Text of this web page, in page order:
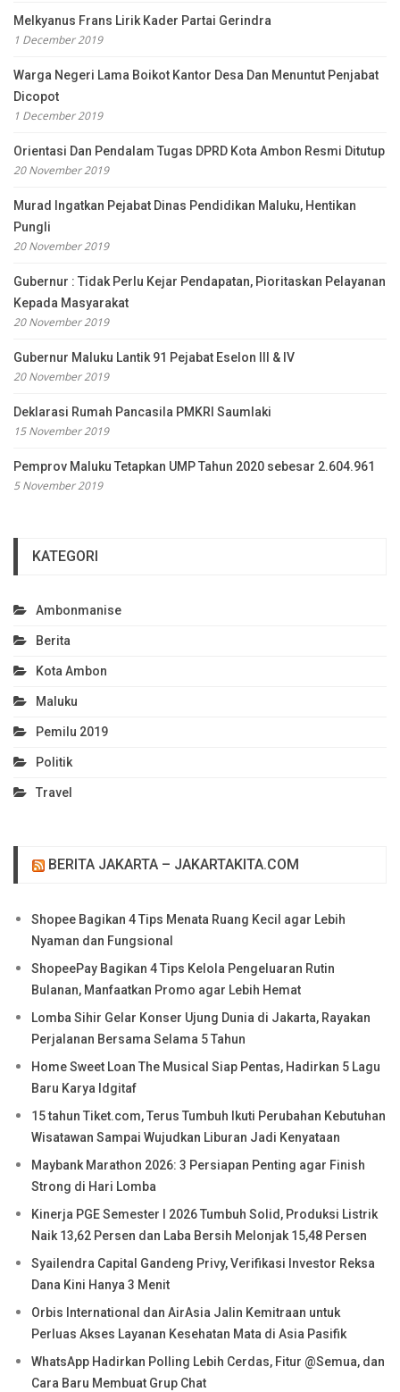
Melkyanus Frans Lirik Kader Partai Gerindra
1 December 2019
Warga Negeri Lama Boikot Kantor Desa Dan Menuntut Penjabat
Dicopot
1 December 2019
Orientasi Dan Pendalam Tugas DPRD Kota Ambon Resmi Ditutup
20 November 2019
Murad Ingatkan Pejabat Dinas Pendidikan Maluku, Hentikan
Pungli
20 November 2019
Gubernur : Tidak Perlu Kejar Pendapatan, Pioritaskan Pelayanan
Kepada Masyarakat
20 November 2019
Gubernur Maluku Lantik 91 Pejabat Eselon III & IV
20 November 2019
Deklarasi Rumah Pancasila PMKRI Saumlaki
15 November 2019
Pemprov Maluku Tetapkan UMP Tahun 2020 sebesar 2.604.961
5 November 2019
KATEGORI
Ambonmanise
Berita
Kota Ambon
Maluku
Pemilu 2019
Politik
Travel
BERITA JAKARTA – JAKARTAKITA.COM
Shopee Bagikan 4 Tips Menata Ruang Kecil agar Lebih
Nyaman dan Fungsional
ShopeePay Bagikan 4 Tips Kelola Pengeluaran Rutin
Bulanan, Manfaatkan Promo agar Lebih Hemat
Lomba Sihir Gelar Konser Ujung Dunia di Jakarta, Rayakan
Perjalanan Bersama Selama 5 Tahun
Home Sweet Loan The Musical Siap Pentas, Hadirkan 5 Lagu
Baru Karya Idgitaf
15 tahun Tiket.com, Terus Tumbuh Ikuti Perubahan Kebutuhan
Wisatawan Sampai Wujudkan Liburan Jadi Kenyataan
Maybank Marathon 2026: 3 Persiapan Penting agar Finish
Strong di Hari Lomba
Kinerja PGE Semester I 2026 Tumbuh Solid, Produksi Listrik
Naik 13,62 Persen dan Laba Bersih Melonjak 15,48 Persen
Syailendra Capital Gandeng Privy, Verifikasi Investor Reksa
Dana Kini Hanya 3 Menit
Orbis International dan AirAsia Jalin Kemitraan untuk
Perluas Akses Layanan Kesehatan Mata di Asia Pasifik
WhatsApp Hadirkan Polling Lebih Cerdas, Fitur @Semua, dan
Cara Baru Membuat Grup Chat